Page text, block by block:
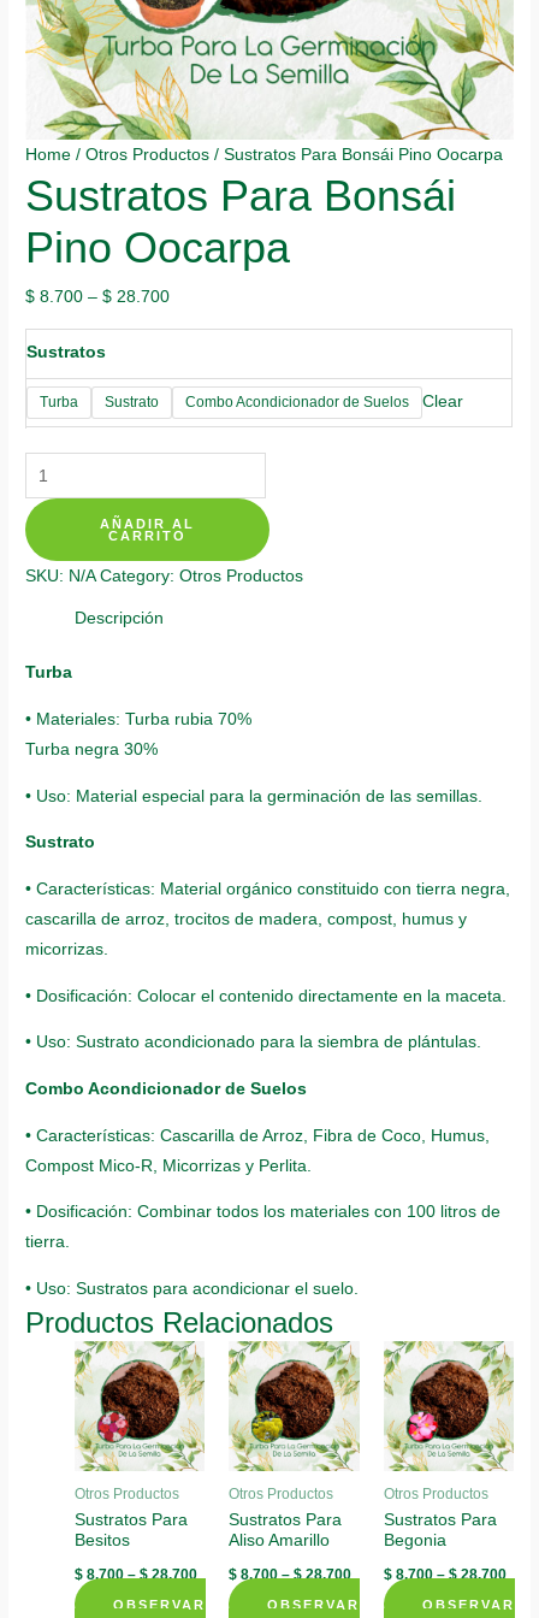
Home /Otros Productos / Sustratos Para Bonsái Pino Oocarpa
Sustratos Para Bonsái
Pino Oocarpa
$ 8.700 –$ 28.700
Sustratos
Turba Sustrato Combo Acondicionador de Suelos Clear
Sustratos
Para
Bonsái
Pino
Oocarpa
quantity
AÑADIR AL
CARRITO
SKU: N/A Category:Otros Productos
Descripción
Turba
• Materiales: Turba rubia 70%
Turba negra 30%
• Uso: Material especial para la germinación de las semillas.
Sustrato
• Características: Material orgánico constituido con tierra negra,
cascarilla de arroz, trocitos de madera, compost, humus y
micorrizas.
• Dosificación: Colocar el contenido directamente en la maceta.
• Uso: Sustrato acondicionado para la siembra de plántulas.
Combo Acondicionador de Suelos
• Características: Cascarilla de Arroz, Fibra de Coco, Humus,
Compost Mico-R, Micorrizas y Perlita.
• Dosificación: Combinar todos los materiales con 100 litros de
tierra.
• Uso: Sustratos para acondicionar el suelo.
Productos Relacionados
Otros Productos
Sustratos Para
Besitos
$ 8.700–$28.700
OBSERVAR
Otros Productos
Sustratos Para
Aliso Amarillo
$ 8.700–$28.700
OBSERVAR
Otros Productos
Sustratos Para
Begonia
$8.700–$28.700
OBSERVAR